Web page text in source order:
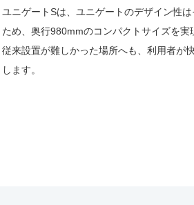
ユニゲートSは、ユニゲートのデザイン性
ため、奥行980mmのコンパクトサイズを実
従来設置が難しかった場所へも、利用者が
します。